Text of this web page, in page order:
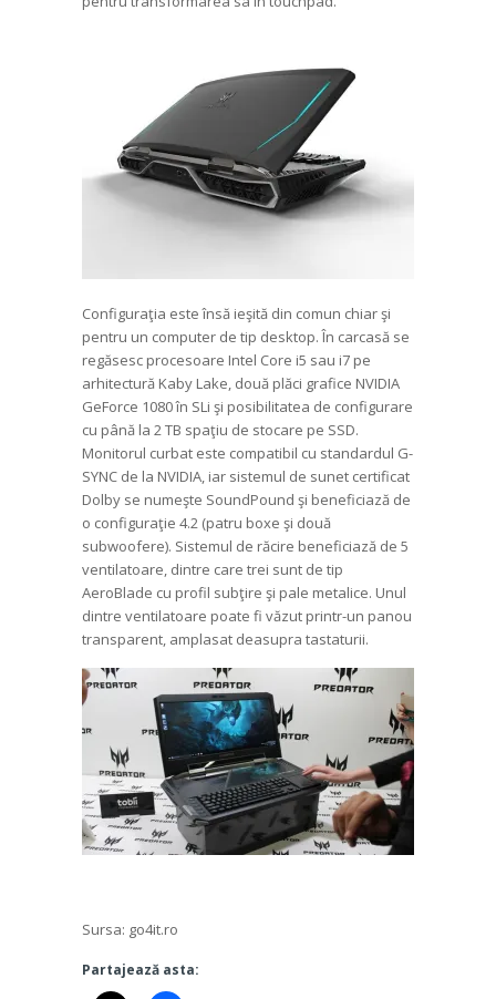
Configuraţia este însă ieşită din comun chiar şi
pentru un computer de tip desktop. În carcasă se
regăsesc procesoare Intel Core i5 sau i7 pe
arhitectură Kaby Lake, două plăci grafice NVIDIA
GeForce 1080 în SLi şi posibilitatea de configurare
cu până la 2 TB spaţiu de stocare pe SSD.
Monitorul curbat este compatibil cu standardul G-
SYNC de la NVIDIA, iar sistemul de sunet certificat
Dolby se numeşte SoundPound şi beneficiază de
o configuraţie 4.2 (patru boxe şi două
subwoofere). Sistemul de răcire beneficiază de 5
ventilatoare, dintre care trei sunt de tip
AeroBlade cu profil subţire şi pale metalice. Unul
dintre ventilatoare poate fi văzut printr-un panou
transparent, amplasat deasupra tastaturii.
Sursa: go4it.ro
Partajează asta: